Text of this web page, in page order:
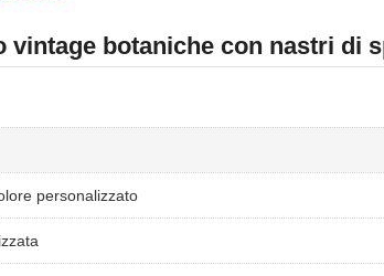
vintage botaniche con nastri
personalizzato